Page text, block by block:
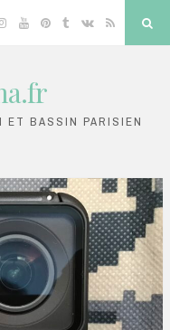
Instagram
YouTubePinterest
TumblrVK RSS
ET BASSIN PARISIEN